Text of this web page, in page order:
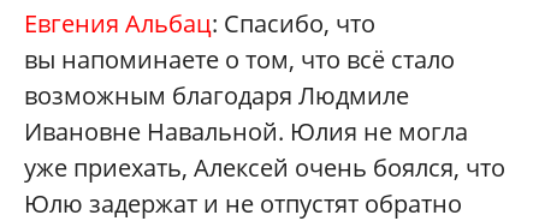
Евгения Альбац: Спасибо, что
вы напоминаете о том, что всё стало
возможным благодаря Людмиле
Ивановне Навальной. Юлия не могла
уже приехать, Алексей очень боялся, что
Юлю задержат и не отпустят обратно